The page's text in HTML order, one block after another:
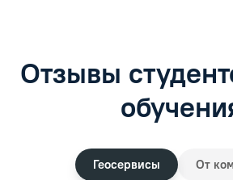
Отзывы
Геосервисы От